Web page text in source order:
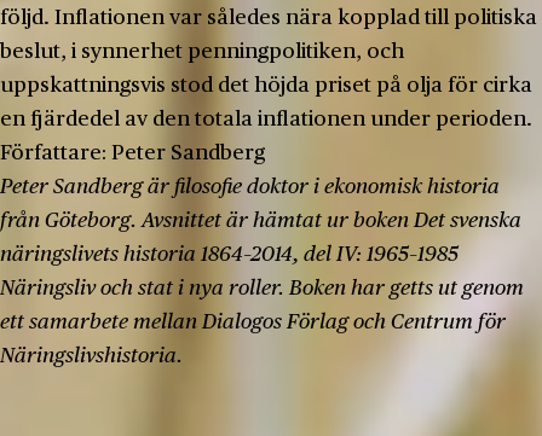
följd. Inflationen var således nära kopplad till politiska
beslut, i synnerhet penningpolitiken, och
uppskattningsvis stod det höjda priset på olja för cirka
en fjärdedel av den totala inflationen under perioden.
Författare: Peter Sandberg
Peter Sandberg är filosofie doktor i ekonomisk historia
från Göteborg. Avsnittet är hämtat ur boken Det svenska
näringslivets historia 1864–2014, del IV: 1965–1985
Näringsliv och stat i nya roller. Boken har getts ut genom
ett samarbete mellan Dialogos Förlag och Centrum för
Näringslivshistoria.